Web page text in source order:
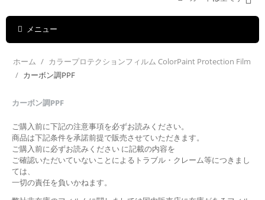
メニュー
ホーム / カラープロテクションフィルム ColorPaint Protection Film
/ カーボン調PPF
カーボン調PPF
ご購入前に下記の注意事項を必ずお読みください。
商品は下記条件を承諾前提で販売させていただきます。
ご購入前に必ずお読みください に記載の内容を
ご確認いただいていないことによるトラブル・クレーム等につきまし
ては、
一切の責任を負いかねます。